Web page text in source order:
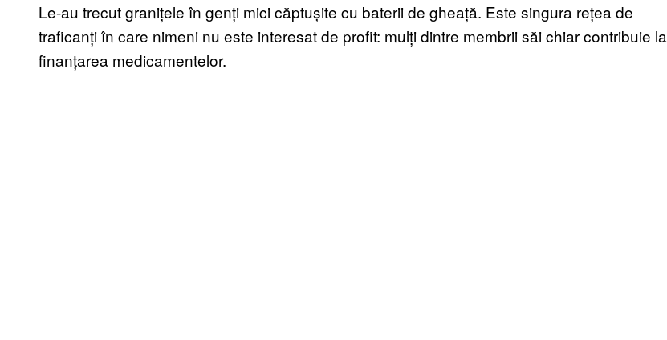
Le-au trecut granițele în genți mici căptușite cu baterii de gheață. Este singura rețea de
traficanți în care nimeni nu este interesat de profit: mulți dintre membrii săi chiar contribuie la
finanțarea medicamentelor.